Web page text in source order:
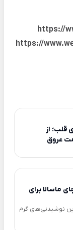
https://
https://
قلب؛ از
عروق
ماسالا برای
نوشیدنی‌های گرم